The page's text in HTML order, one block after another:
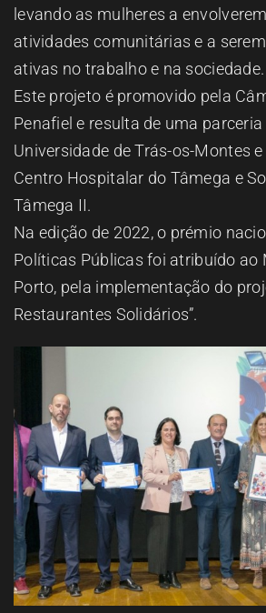
levando as mulheres a
atividades comunitárias e a
ativas no trabalho e na sociedade.
Este projeto é promovido pela
Penafiel e resulta de uma
Universidade de Trás-os-Montes
Centro Hospitalar do Tâmega e
Tâmega II.
Na edição de 2022, o prémio
Políticas Públicas foi atribuído ao
Porto, pela implementação do
Restaurantes Solidários”.